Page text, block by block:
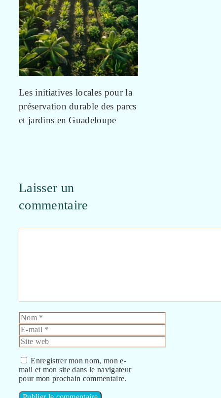
Les initiatives locales pour la
préservation durable des parcs
et jardins en Guadeloupe
Laisser un
commentaire
Nom
E-
mail
Site
web
Enregistrer mon nom, mon e-
mail et mon site dans le navigateur
pour mon prochain commentaire.